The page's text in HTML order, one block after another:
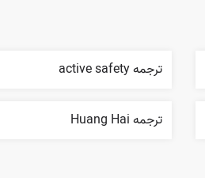
ترجمه active safety
ترجمه Huang Hai